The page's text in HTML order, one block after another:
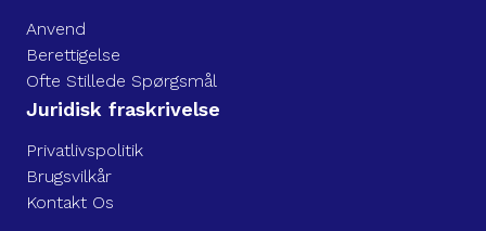
Anvend
Berettigelse
Ofte Stillede Spørgsmål
Juridisk fraskrivelse
Privatlivspolitik
Brugsvilkår
Kontakt Os